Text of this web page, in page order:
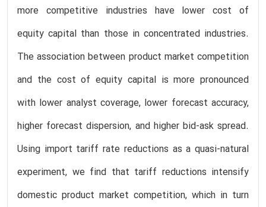
more competitive industries have lower cost of
equity capital than those in concentrated industries.
The association between product market competition
and the cost of equity capital is more pronounced
with lower analyst coverage, lower forecast accuracy,
higher forecast dispersion, and higher bid-ask spread.
Using import tariff rate reductions as a quasi-natural
experiment, we find that tariff reductions intensify
domestic product market competition, which in turn